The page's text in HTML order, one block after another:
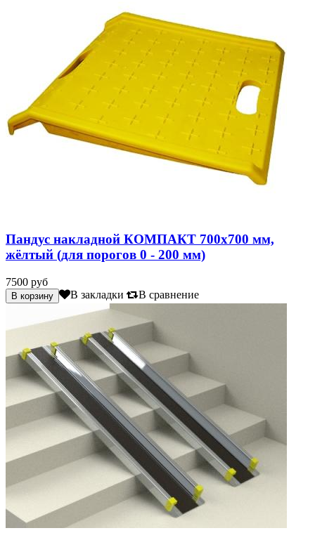
Пандус накладной КОМПАКТ 700х700 мм,
жёлтый (для порогов 0 - 200 мм)
7500 руб
В закладки В сравнение